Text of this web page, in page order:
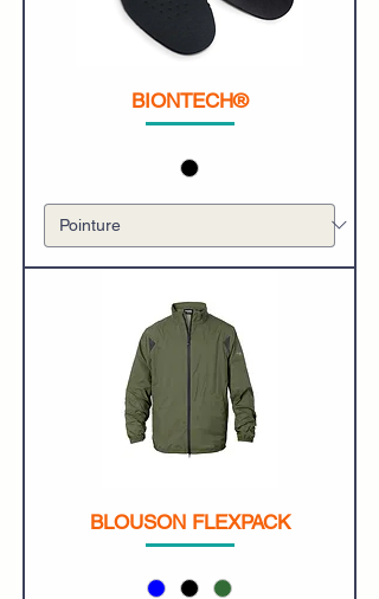
BIONTECH®
BLOUSON FLEXPACK